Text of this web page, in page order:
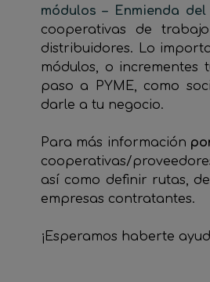
módulos – Enmienda del
cooperativas de
distribuidores. Lo
módulos, o
paso a PYME, como
darle a tu negocio.
Para más información
cooperativas/
así como definir rutas,
empresas contratantes.
¡Esperamos haberte